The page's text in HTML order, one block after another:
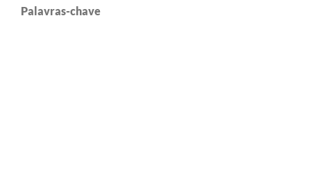
Palavras-chave